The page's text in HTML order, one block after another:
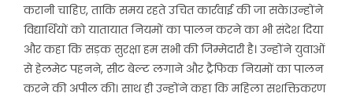
करानी चाहिए, ताकि समय रहते उचित कार्रवाई की जा सके।उन्होंने
विद्यार्थियों को यातायात नियमों का पालन करने का भी संदेश दिया
और कहा कि सड़क सुरक्षा हम सभी की जिम्मेदारी है। उन्होंने युवाओं
से हेलमेट पहनने, सीट बेल्ट लगाने और ट्रैफिक नियमों का पालन
करने की अपील की। साथ ही उन्होंने कहा कि महिला सशक्तिकरण